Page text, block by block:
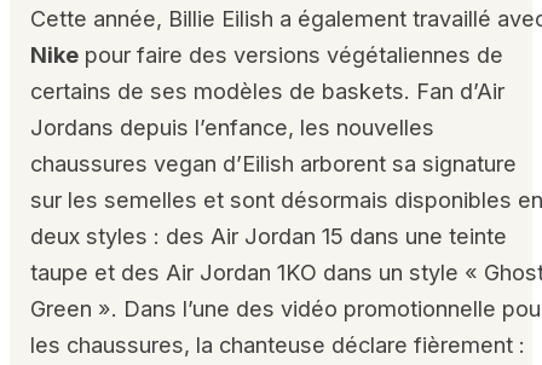
Cette année, Billie Eilish a également travaillé
Nike pour faire des versions végétaliennes de
certains de ses modèles de baskets. Fan d’Air
Jordans depuis l’enfance, les nouvelles
chaussures vegan d’Eilish arborent sa signature
sur les semelles et sont désormais disponibles
deux styles : des Air Jordan 15 dans une teinte
taupe et des Air Jordan 1KO dans un style «
Green ». Dans l’une des vidéo promotionnelle
les chaussures, la chanteuse déclare fièrement :